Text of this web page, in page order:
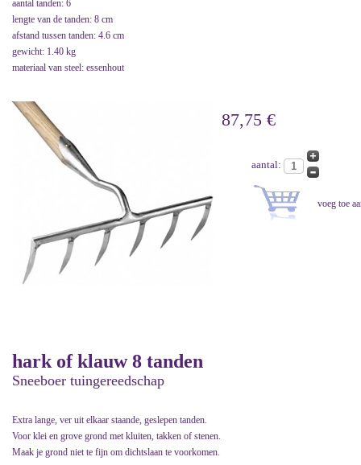
aantal tanden: 6
lengte van de tanden: 8 cm
afstand tussen tanden: 4.6 cm
gewicht: 1.40 kg
materiaal van steel: essenhout
87,75 €
aantal:
hark of klauw 8 tanden
Sneeboer tuingereedschap
Extra lange, ver uit elkaar staande, geslepen tanden.
Voor klei en grove grond met kluiten, takken of stenen.
Maak je grond niet te fijn om dichtslaan te voorkomen.